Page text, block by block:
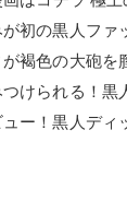
初の黒人ファ
褐色の大砲を
けられる！黒
ー！黒人ディ